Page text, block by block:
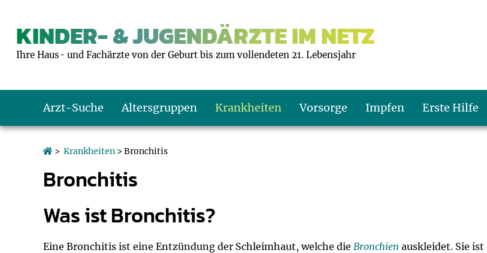
KINDER- & JUGENDÄRZTE IM NETZ
Ihre Haus- und Fachärzte von der Geburt bis zum vollendeten 21. Lebensjahr
Arzt-Suche Altersgruppen
Schulkinder
Jugendliche
Krankheiten Vorsorge
Schulkind: U10 bis U11
Teenager: J1 bis J2
Impfen
Was muss man beachten?
Impfreaktionen
Erste Hilfe
Hausapotheke
Sofortmaßnahmen
Gesundheitsämter
Link-Tipps
Blutdruckrechner
Wachstum-Rechner
> Krankheiten > Bronchitis
Bronchitis
Was ist Bronchitis?
Eine Bronchitis ist eine Entzündung der Schleimhaut, welche die Bronchien auskleidet. Sie ist